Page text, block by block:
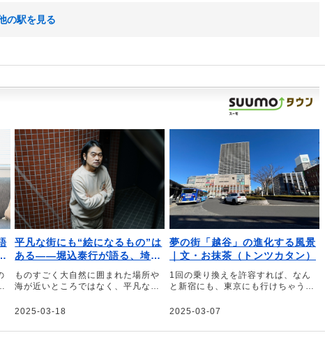
の駅を見る
平凡な街にも“絵になるもの”は
ある――堀込泰行が語る、埼
玉・坂戸への愛と「エイリアン
ズ」に刻まれた原風景
ものすごく大自然に囲まれた場所や
海が近いところではなく、平凡な街
かに物語性を見出す癖がついたと思
ィストの堀込泰行さん。地元・埼玉
2025-03-18
夢の街「越谷」の進化する風景
｜文・お抹茶（トンツカタン）
1回の乗り換えを許容すれば、なん
と新宿にも、東京にも行けちゃう。
った北越谷である――。そう話すの
のお抹茶さん。生まれ育った越谷の
2025-03-07